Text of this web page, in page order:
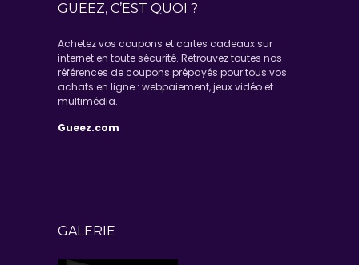
GUEEZ, C’EST QUOI ?
Achetez vos coupons et cartes cadeaux sur
internet en toute sécurité. Retrouvez toutes nos
références de coupons prépayés pour tous vos
achats en ligne : webpaiement, jeux vidéo et
multimédia.
Gueez.com
GALERIE